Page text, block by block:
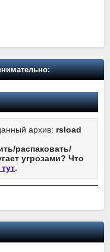
архив: rsload
распаковать/
угрозами? Что
.